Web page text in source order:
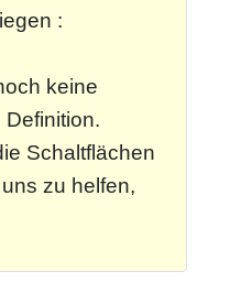
:
keine
Schaltflächen
zu helfen,